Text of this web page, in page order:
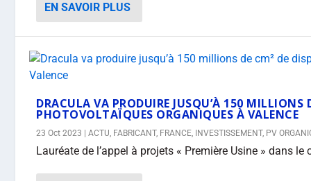
EN SAVOIR PLUS
DRACULA VA PRODUIRE JUSQU’À 150 MILLIONS
PHOTOVOLTAÏQUES ORGANIQUES À VALENCE
23 Oct 2023 |ACTU, FABRICANT, FRANCE, INVESTISSEMENT, PV
Lauréate de l’appel à projets « Première Usine » dans